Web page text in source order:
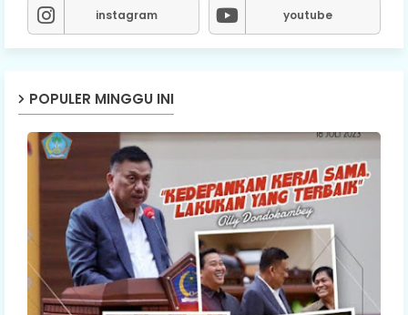
instagram youtube
POPULER MINGGU INI